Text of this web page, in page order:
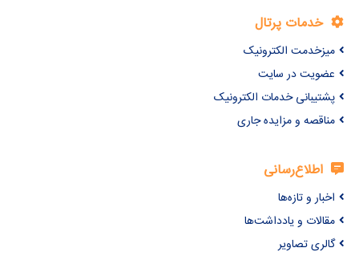
خدمات پرتال
میزخدمت الکترونیک
عضویت در سایت
پشتیبانی خدمات الکترونیک
مناقصه و مزایده جاری
اطلاع‌رسانی
اخبار و تازه‌ها
مقالات و یادداشت‌ها
گالری تصاویر